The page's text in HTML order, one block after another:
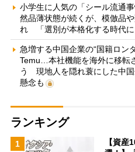
小学生に人気の「シール流通
然品薄状態が続くが、模倣品
れ 「選別が本格化する時代に
急増する中国企業の“国籍ロン
Temu…本社機能を海外に移転
う 現地人を隠れ蓑にした中
懸念も
ランキング
1
【資産